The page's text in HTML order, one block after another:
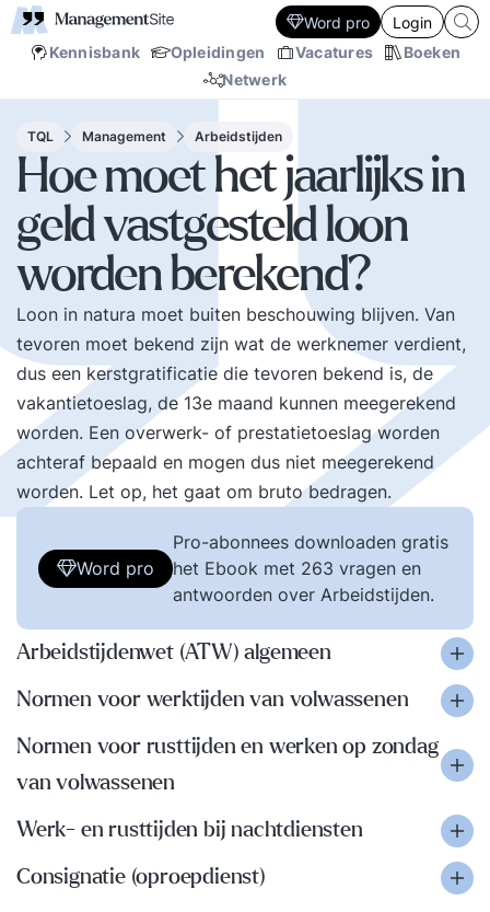
Kennisbank Opleidingen Vacatures
Boeken
Netwerk
Word pro Login
TQL Management Arbeidstijden
Hoe moet het jaarlijks in
geld vastgesteld loon
worden berekend?
Loon in natura moet buiten beschouwing blijven. Van
tevoren moet bekend zijn wat de werknemer verdient,
dus een kerstgratificatie die tevoren bekend is, de
vakantietoeslag, de 13e maand kunnen meegerekend
worden. Een overwerk- of prestatietoeslag worden
achteraf bepaald en mogen dus niet meegerekend
worden. Let op, het gaat om bruto bedragen.
Word pro
Pro-abonnees downloaden gratis
het Ebook met 263 vragen en
antwoorden over Arbeidstijden.
Arbeidstijdenwet (ATW) algemeen
Normen voor werktijden van volwassenen
Normen voor rusttijden en werken op zondag
van volwassenen
Werk- en rusttijden bij nachtdiensten
Consignatie (oproepdienst)